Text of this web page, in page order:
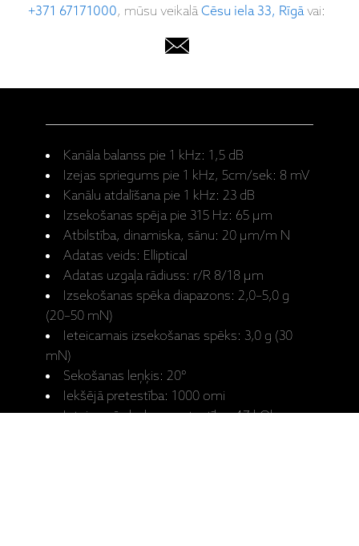
+371 67171000, mūsu veikalāCēsu iela 33, Rīgāvai:
Kanāla balanss pie 1 kHz: 1,5 dB
Izejas spriegums pie 1 kHz, 5cm/sek: 8 mV
Kanālu atdalīšana pie 1 kHz: 23 dB
Izsekošanas spēja pie 315 Hz: 65 μm
Atbilstība, dinamiska, sānu: 20 μm/m N
Adatas veids: Elliptical
Adatas uzgaļa rādiuss: r/R 8/18 μm
Izsekošanas spēka diapazons: 2,0–5,0 g
(20–50 mN)
Ieteicamais izsekošanas spēks: 3,0 g (30
mN)
Sekošanas leņķis: 20°
Iekšējā pretestība: 1000 omi
Ieteicamā slodzes pretestība: 47 kOhm